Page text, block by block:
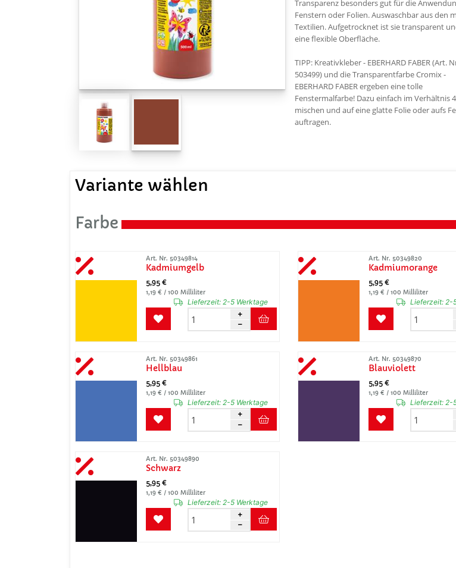
Transparenz besonders gut für die
Fenstern oder Folien. Auswaschbar aus den
Textilien. Aufgetrocknet ist sie transparent
eine flexible Oberfläche.
TIPP: Kreativkleber - EBERHARD FABER (Art.
503499) und die Transparentfarbe Cromix -
EBERHARD FABER ergeben eine tolle
Fenstermalfarbe! Dazu einfach im Verhältnis
mischen und auf eine glatte Folie oder aufs
auftragen.
Variante wählen
Farbe
Art. Nr. 50349814
Kadmiumgelb
5,95 €
1,19 € / 100 Milliliter
Lieferzeit: 2-5 Werktage
Art. Nr. 50349820
Kadmiumorange
5,95 €
1,19 € / 100 Milliliter
Lieferzeit: 2-
Art. Nr. 50349861
Hellblau
5,95 €
1,19 € / 100 Milliliter
Lieferzeit: 2-5 Werktage
Art. Nr. 50349870
Blauviolett
5,95 €
1,19 € / 100 Milliliter
Lieferzeit: 2-
Art. Nr. 50349890
Schwarz
5,95 €
1,19 € / 100 Milliliter
Lieferzeit: 2-5 Werktage